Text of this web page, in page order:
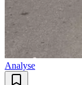
Analyse